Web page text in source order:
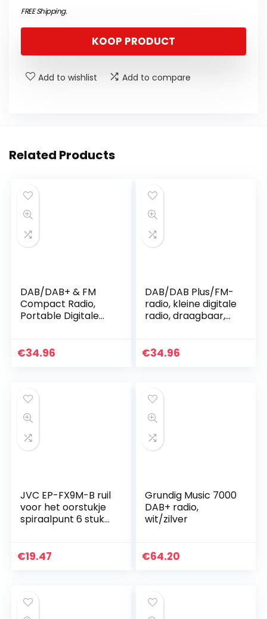
FREE Shipping.
KOOP PRODUCT
Add to wishlist Add to compare
Related Products
DAB/DAB+ & FM
Compact Radio,
Portable Digitale
Ingebouwde Accu,
€34.96
DAB/DAB Plus/FM-
radio, kleine digitale
radio, draagbaar,
radio, digitale
(houteffect)
€34.96
JVC EP-FX9M-B ruil
voor het oorstukje
spiraalpunt 6 stuks
€19.47
Grundig Music 7000
DAB+ radio,
wit/zilver
€64.20